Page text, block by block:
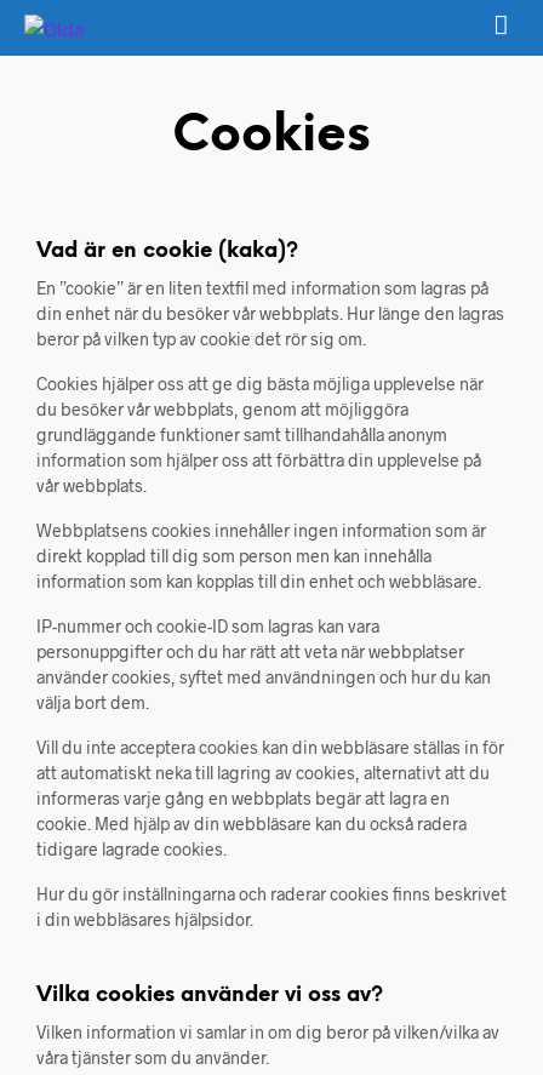
Cookies
Vad är en cookie (kaka)?
En ”cookie” är en liten textfil med information som lagras på
din enhet när du besöker vår webbplats. Hur länge den lagras
beror på vilken typ av cookie det rör sig om.
Cookies hjälper oss att ge dig bästa möjliga upplevelse när
du besöker vår webbplats, genom att möjliggöra
grundläggande funktioner samt tillhandahålla anonym
information som hjälper oss att förbättra din upplevelse på
vår webbplats.
Webbplatsens cookies innehåller ingen information som är
direkt kopplad till dig som person men kan innehålla
information som kan kopplas till din enhet och webbläsare.
IP-nummer och cookie-ID som lagras kan vara
personuppgifter och du har rätt att veta när webbplatser
använder cookies, syftet med användningen och hur du kan
välja bort dem.
Vill du inte acceptera cookies kan din webbläsare ställas in för
att automatiskt neka till lagring av cookies, alternativt att du
informeras varje gång en webbplats begär att lagra en
cookie. Med hjälp av din webbläsare kan du också radera
tidigare lagrade cookies.
Hur du gör inställningarna och raderar cookies finns beskrivet
i din webbläsares hjälpsidor.
Vilka cookies använder vi oss av?
Vilken information vi samlar in om dig beror på vilken/vilka av
våra tjänster som du använder.